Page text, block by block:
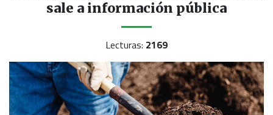
sale a información pública
Lecturas: 2169